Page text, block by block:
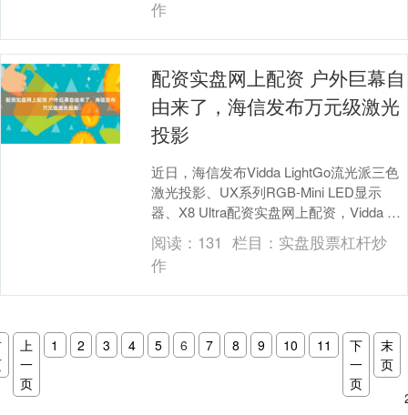
作
配资实盘网上配资 户外巨幕自
由来了，海信发布万元级激光
投影
近日，海信发布Vidda LightGo流光派三色
激光投影、UX系列RGB-Mini LED显示
器、X8 Ultra配资实盘网上配资，Vidda C5
系列旗舰投....
阅读： 131 栏目： 实盘股票杠杆炒
作
上
一
页
1 2 3 4 5 6 7 8 9 10 11
下
一
页
末
页